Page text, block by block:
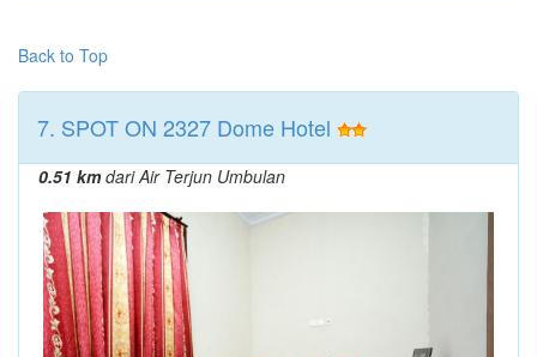
Back to Top
7. SPOT ON 2327 Dome Hotel
0.51 kmdari Air Terjun Umbulan